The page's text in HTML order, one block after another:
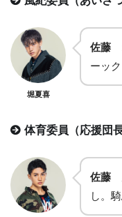
堀夏喜
佐藤
ーック
体育委員（応援団
佐藤
し。